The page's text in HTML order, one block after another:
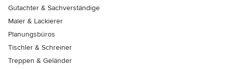
Gutachter & Sachverständige
Maler & Lackierer
Planungsbüros
Tischler & Schreiner
Treppen & Geländer